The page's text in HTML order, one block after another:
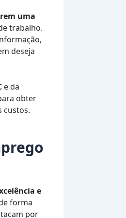
uma
trabalho.
deseja
e da
obter
custos.
e
forma
por